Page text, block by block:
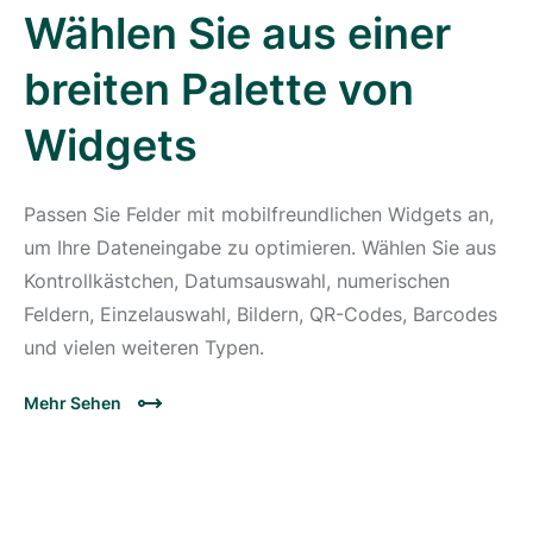
Wählen Sie aus einer
breiten Palette von
Widgets
Passen Sie Felder mit mobilfreundlichen Widgets an,
um Ihre Dateneingabe zu optimieren. Wählen Sie aus
Kontrollkästchen, Datumsauswahl, numerischen
Feldern, Einzelauswahl, Bildern, QR-Codes, Barcodes
und vielen weiteren Typen.
Mehr Sehen